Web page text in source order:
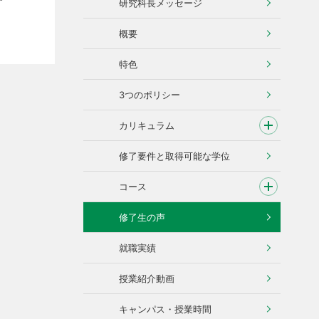
研究科長メッセージ
概要
特色
3つのポリシー
カリキュラム
修了要件と取得可能な学位
コース
修了生の声
就職実績
授業紹介動画
キャンパス・授業時間